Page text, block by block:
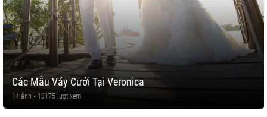
Các Mẫu Váy Cưới Tại Veronica
14 ảnh • 13175 lượt xem